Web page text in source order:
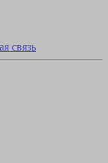
связь